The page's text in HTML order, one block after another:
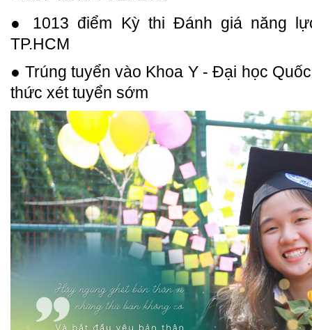
● 1013 điểm Kỳ thi Đánh giá năng
TP.HCM
● Trúng tuyển vào Khoa Y - Đại học
thức xét tuyển sớm